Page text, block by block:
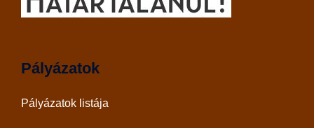
Pályázatok
Pályázatok listája